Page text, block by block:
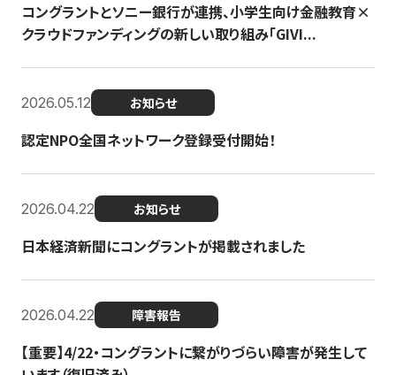
コングラントとソニー銀行が連携、小学生向け金融教育×
クラウドファンディングの新しい取り組み「GIVI...
2026.05.12 お知らせ
認定NPO全国ネットワーク登録受付開始！
2026.04.22 お知らせ
日本経済新聞にコングラントが掲載されました
2026.04.22 障害報告
【重要】4/22・コングラントに繋がりづらい障害が発生して